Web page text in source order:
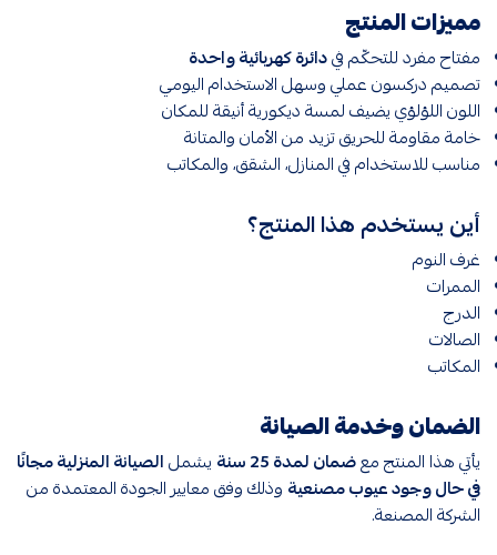
مميزات المنتج
مفتاح مفرد للتحكّم فيدائرة كهربائية واحدة
تصميم دركسون عملي وسهل الاستخدام اليومي
اللون اللؤلؤي يضيف لمسة ديكورية أنيقة للمكان
خامة مقاومة للحريق تزيد من الأمان والمتانة
مناسب للاستخدام في المنازل، الشقق، والمكاتب
أين يستخدم هذا المنتج؟
غرف النوم
الممرات
الدرج
الصالات
المكاتب
الضمان وخدمة الصيانة
يأتي هذا المنتج معضمان لمدة 25 سنة يشملالصيانة المنزلية مجانًا
في حال وجود عيوب مصنعية وذلك وفق معايير الجودة المعتمدة من
الشركة المصنعة.